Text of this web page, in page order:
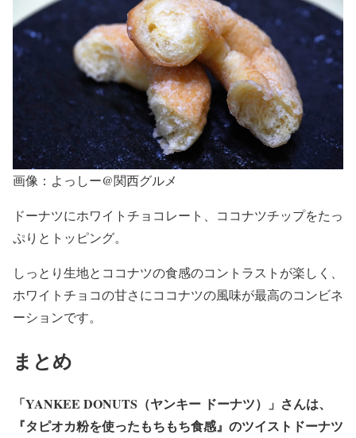
画像：よっしー@関西グルメ
ドーナツにホワイトチョコレート、ココナツチップをたっ
ぷりとトッピング。
しっとり生地とココナツの食感のコントラストが楽しく、
ホワイトチョコの甘さにココナツの風味が最高のコンビネ
ーションです。
まとめ
「YANKEE DONUTS（ヤンキー ドーナツ）」さんは、
『タピオカ粉を使ったもちもち食感』のツイストドーナツ